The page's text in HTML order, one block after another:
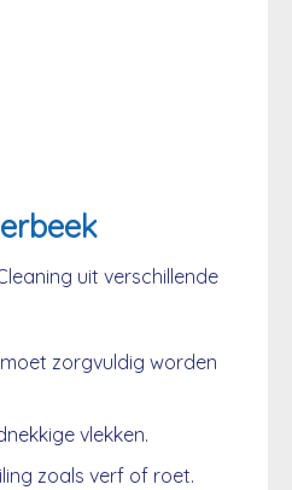
uit verschillende
zorgvuldig worden
vlekken.
zoals verf of roet.